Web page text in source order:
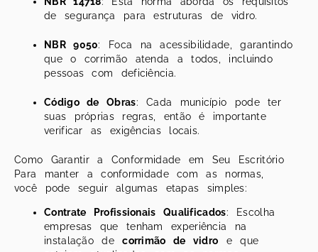
de segurança para estruturas de vidro.
NBR 9050: Foca na acessibilidade, garantindo
que o corrimão atenda a todos, incluindo
pessoas com deficiência.
Código de Obras: Cada município pode ter
suas próprias regras, então é importante
verificar as exigências locais.
Como Garantir a Conformidade em Seu Escritório
Para manter a conformidade com as normas,
você pode seguir algumas etapas simples:
Contrate Profissionais Qualificados: Escolha
empresas que tenham experiência na
instalação decorrimão de vidro e que